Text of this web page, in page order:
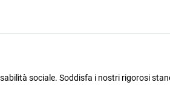
sociale. Soddisfa i nostri rigorosi